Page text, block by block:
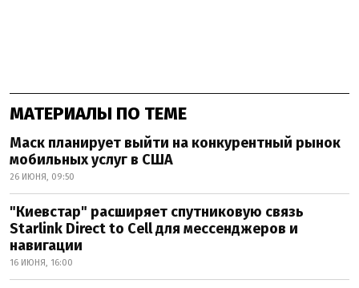
МАТЕРИАЛЫ ПО ТЕМЕ
Маск планирует выйти на конкурентный рынок
мобильных услуг в США
26 ИЮНЯ, 09:50
"Киевстар" расширяет спутниковую связь
Starlink Direct to Cell для мессенджеров и
навигации
16 ИЮНЯ, 16:00